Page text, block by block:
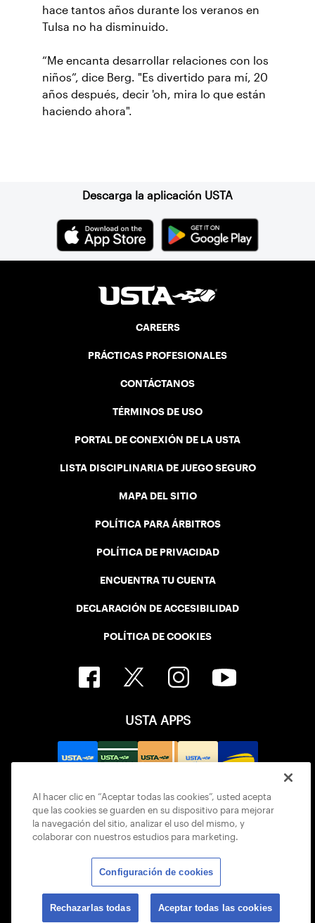
hace tantos años durante los veranos en
Tulsa no ha disminuido.
“Me encanta desarrollar relaciones con los
niños”, dice Berg. "Es divertido para mí, 20
años después, decir 'oh, mira lo que están
haciendo ahora".
Descarga la aplicación USTA
CAREERS
PRÁCTICAS PROFESIONALES
CONTÁCTANOS
TÉRMINOS DE USO
PORTAL DE CONEXIÓN DE LA USTA
LISTA DISCIPLINARIA DE JUEGO SEGURO
MAPA DEL SITIO
POLÍTICA PARA ÁRBITROS
POLÍTICA DE PRIVACIDAD
ENCUENTRA TU CUENTA
DECLARACIÓN DE ACCESIBILIDAD
POLÍTICA DE COOKIES
USTA APPS
© 2026 USTA ALL RIGHTS RESERVED
Al hacer clic en “Aceptar todas las cookies”, usted acepta
que las cookies se guarden en su dispositivo para mejorar
la navegación del sitio, analizar el uso del mismo, y
colaborar con nuestros estudios para marketing.
Configuración de cookies
Rechazarlas todas Aceptar todas las cookies